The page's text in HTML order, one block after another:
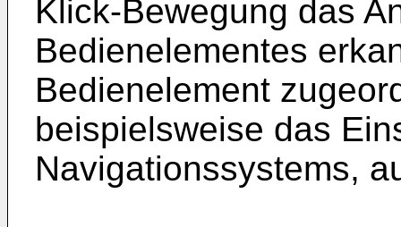
Klick-Bewegung das
Bedienelementes
Bedienelement
beispielsweise das
Navigationssystems,